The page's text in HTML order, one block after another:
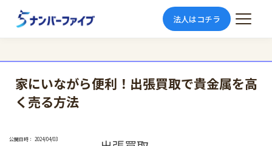
法人はコチラ
家にいながら便利！出張買取で貴金属を高
く売る方法
公開日時： 2024/04/03